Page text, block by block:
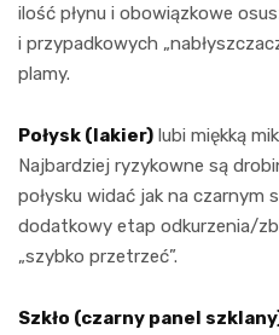
ilość płynu i obowiązkowe
i przypadkowych
plamy.
Połysk (lakier) lubi miękką
Najbardziej ryzykowne są
połysku widać jak na czarnym
dodatkowy etap odkurzenia/
„szybko przetrzeć”.
Szkło (czarny panel